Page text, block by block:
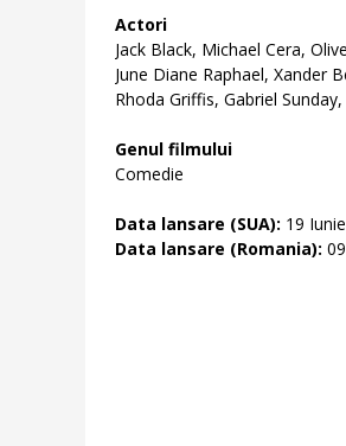
Actori
Jack Black, Michael Cera,
June Diane Raphael, Xander
Rhoda Griffis, Gabriel
Genul filmului
Comedie
Data lansare (SUA): 19
Data lansare (Romania):